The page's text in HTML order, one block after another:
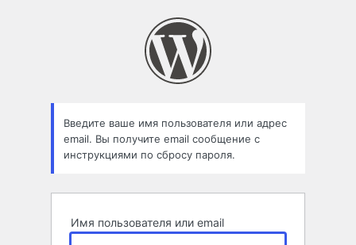
Введите ваше имя пользователя или адрес
email. Вы получите email сообщение с
инструкциями по сбросу пароля.
Имя пользователя или email